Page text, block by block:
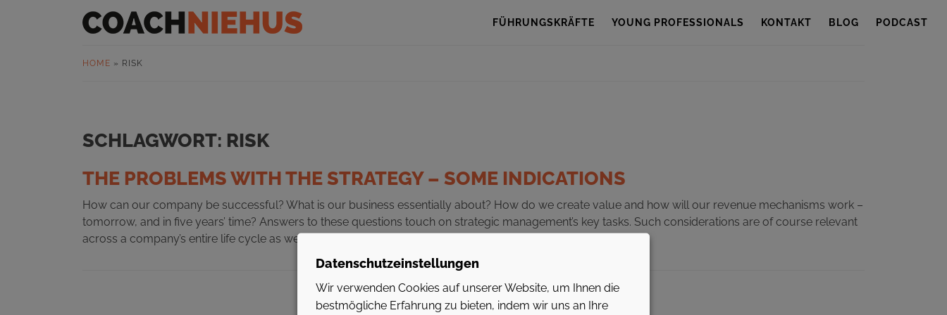
FÜHRUNGSKRÄFTE YOUNG PROFESSIONALS KONTAKT BLOG PODCAST
HOME » RISK
SCHLAGWORT: RISK
THE PROBLEMS WITH THE STRATEGY – SOME INDICATIONS
How can our company be successful? What is our business essentially about? How do we create value and how will our revenue mechanisms work –
tomorrow, and in five years’ time? Answers to these questions touch on strategic management’s key tasks. Such considerations are of course relevant
across a company’s entire life cycle as well.
Datenschutzeinstellungen
Wir verwenden Cookies auf unserer Website, um Ihnen die
bestmögliche Erfahrung zu bieten, indem wir uns an Ihre